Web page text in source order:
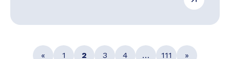
« 1 2 3 4 … 111 »